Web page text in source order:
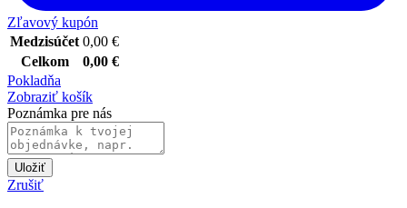
Zľavový kupón
Medzisúčet 0,00 €
Celkom
0,00 €
Pokladňa
Zobraziť košík
Poznámka pre nás
Uložiť
Zrušiť